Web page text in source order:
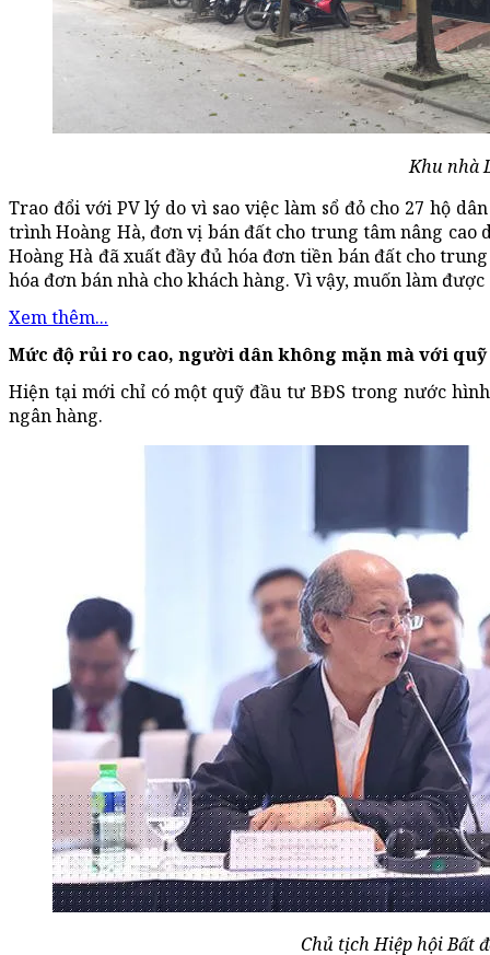
Khu nhà
Trao đổi với PV lý do vì sao việc làm sổ đỏ cho 27 hộ
trình Hoàng Hà, đơn vị bán đất cho trung tâm nâng
Hoàng Hà đã xuất đầy đủ hóa đơn tiền bán đất cho
hóa đơn bán nhà cho khách hàng. Vì vậy, muốn làm
Xem thêm...
Mức độ rủi ro cao, người dân không mặn mà với
Hiện tại mới chỉ có một quỹ đầu tư BĐS trong nước
ngân hàng.
Chủ tịch Hiệp hội Bất